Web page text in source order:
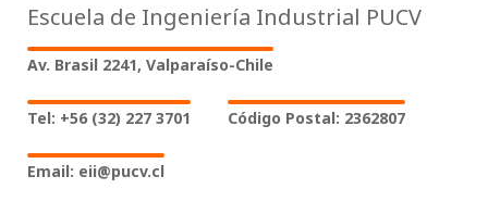
Escuela de Ingeniería Industrial PUCV
Av. Brasil 2241, Valparaíso-Chile
Tel: +56 (32) 227 3701 Código Postal: 2362807
Email: eii@pucv.cl